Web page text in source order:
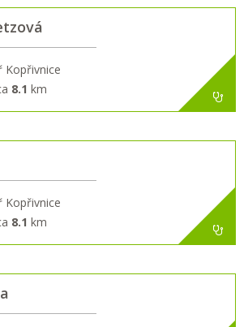
Kopřivnice
8.1 km
Kopřivnice
8.1 km